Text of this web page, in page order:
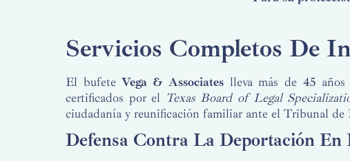
Servicios Completos De
El bufeteVega & Associateslleva más de 45 años
certificados por el Texas Board of Legal
ciudadanía y reunificación familiar ante el Tribunal
Defensa Contra La Deportación En